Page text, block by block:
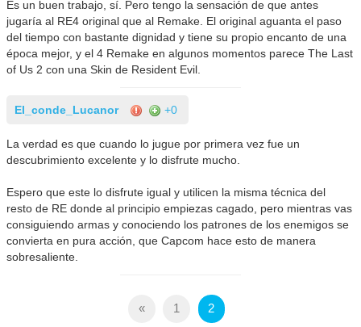
Es un buen trabajo, sí. Pero tengo la sensación de que antes
jugaría al RE4 original que al Remake. El original aguanta el paso
del tiempo con bastante dignidad y tiene su propio encanto de una
época mejor, y el 4 Remake en algunos momentos parece The Last
of Us 2 con una Skin de Resident Evil.
El_conde_Lucanor +0
La verdad es que cuando lo jugue por primera vez fue un
descubrimiento excelente y lo disfrute mucho.
Espero que este lo disfrute igual y utilicen la misma técnica del
resto de RE donde al principio empiezas cagado, pero mientras vas
consiguiendo armas y conociendo los patrones de los enemigos se
convierta en pura acción, que Capcom hace esto de manera
sobresaliente.
« 1 2